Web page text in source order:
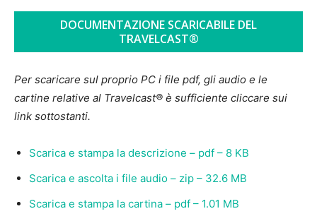
DOCUMENTAZIONE SCARICABILE DEL
TRAVELCAST®
Per scaricare sul proprio PC i file pdf, gli audio e le
cartine relative al Travelcast® è sufficiente cliccare sui
link sottostanti.
Scarica e stampa la descrizione – pdf – 8 KB
Scarica e ascolta i file audio – zip – 32.6 MB
Scarica e stampa la cartina – pdf – 1.01 MB